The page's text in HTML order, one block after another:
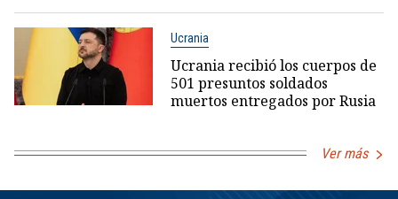
Ucrania
Ucrania recibió los cuerpos de
501 presuntos soldados
muertos entregados por Rusia
Ver más